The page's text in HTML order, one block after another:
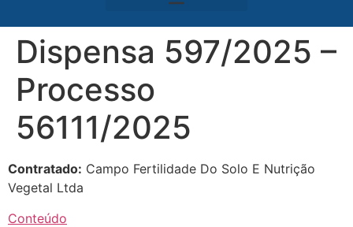
Dispensa 597/2025 –
Processo
56111/2025
Contratado: Campo Fertilidade Do Solo E Nutrição
Vegetal Ltda
Conteúdo